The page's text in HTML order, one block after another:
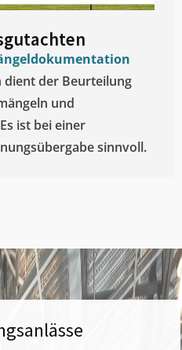
dient der Beurteilung
und
ist bei einer
sinnvoll.